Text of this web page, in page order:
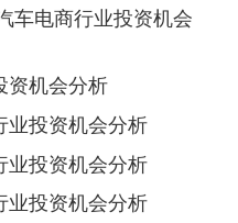
车电商行业投资机会
资机会分析
业投资机会分析
业投资机会分析
业投资机会分析